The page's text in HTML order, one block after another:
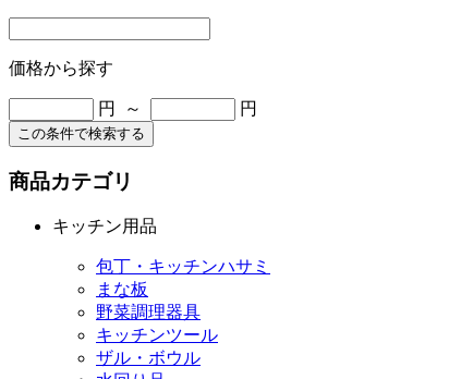
価格から探す
円 ～ 円
この条件で検索する
商品カテゴリ
キッチン用品
包丁・キッチンハサミ
まな板
野菜調理器具
キッチンツール
ザル・ボウル